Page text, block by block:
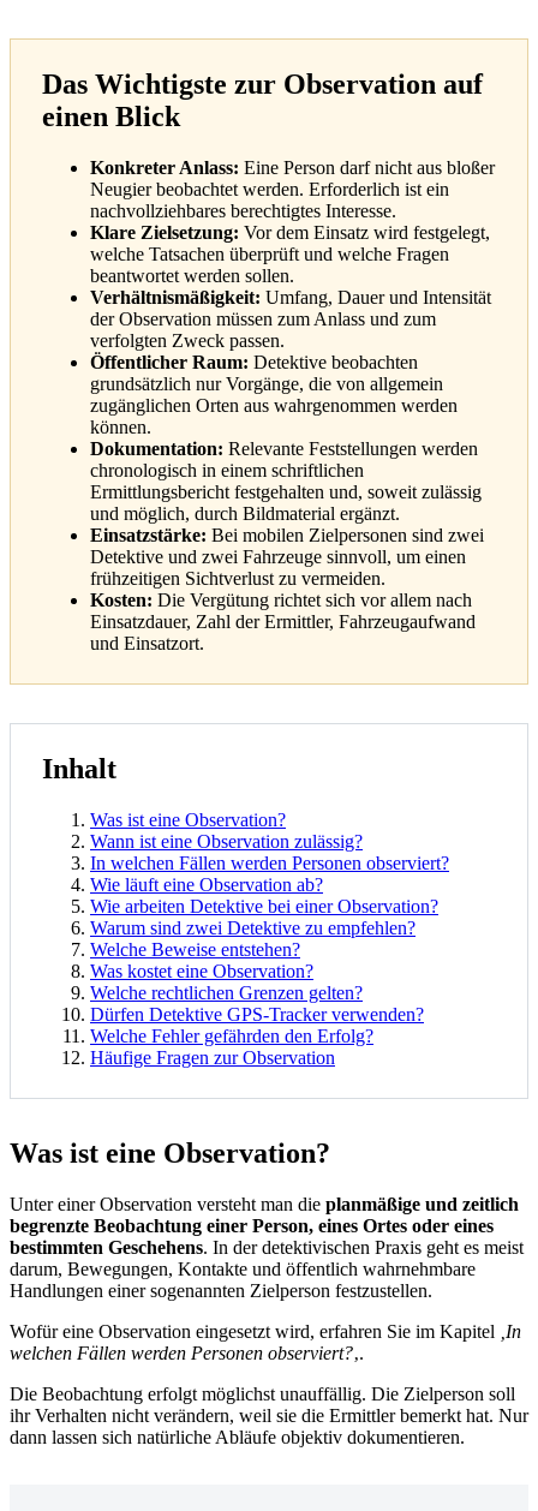
Das Wichtigste zur Observation auf
einen Blick
Konkreter Anlass: Eine Person darf nicht aus bloßer
Neugier beobachtet werden. Erforderlich ist ein
nachvollziehbares berechtigtes Interesse.
Klare Zielsetzung: Vor dem Einsatz wird festgelegt,
welche Tatsachen überprüft und welche Fragen
beantwortet werden sollen.
Verhältnismäßigkeit: Umfang, Dauer und Intensität
der Observation müssen zum Anlass und zum
verfolgten Zweck passen.
Öffentlicher Raum: Detektive beobachten
grundsätzlich nur Vorgänge, die von allgemein
zugänglichen Orten aus wahrgenommen werden
können.
Dokumentation: Relevante Feststellungen werden
chronologisch in einem schriftlichen
Ermittlungsbericht festgehalten und, soweit zulässig
und möglich, durch Bildmaterial ergänzt.
Einsatzstärke: Bei mobilen Zielpersonen sind zwei
Detektive und zwei Fahrzeuge sinnvoll, um einen
frühzeitigen Sichtverlust zu vermeiden.
Kosten: Die Vergütung richtet sich vor allem nach
Einsatzdauer, Zahl der Ermittler, Fahrzeugaufwand
und Einsatzort.
Inhalt
Was ist eine Observation?
Wann ist eine Observation zulässig?
In welchen Fällen werden Personen observiert?
Wie läuft eine Observation ab?
Wie arbeiten Detektive bei einer Observation?
Warum sind zwei Detektive zu empfehlen?
Welche Beweise entstehen?
Was kostet eine Observation?
Welche rechtlichen Grenzen gelten?
Dürfen Detektive GPS-Tracker verwenden?
Welche Fehler gefährden den Erfolg?
Häufige Fragen zur Observation
Was ist eine Observation?
Unter einer Observation versteht man die planmäßige und zeitlich
begrenzte Beobachtung einer Person, eines Ortes oder eines
bestimmten Geschehens. In der detektivischen Praxis geht es meist
darum, Bewegungen, Kontakte und öffentlich wahrnehmbare
Handlungen einer sogenannten Zielperson festzustellen.
Wofür eine Observation eingesetzt wird, erfahren Sie im Kapitel ‚In
welchen Fällen werden Personen observiert?‚.
Die Beobachtung erfolgt möglichst unauffällig. Die Zielperson soll
ihr Verhalten nicht verändern, weil sie die Ermittler bemerkt hat. Nur
dann lassen sich natürliche Abläufe objektiv dokumentieren.